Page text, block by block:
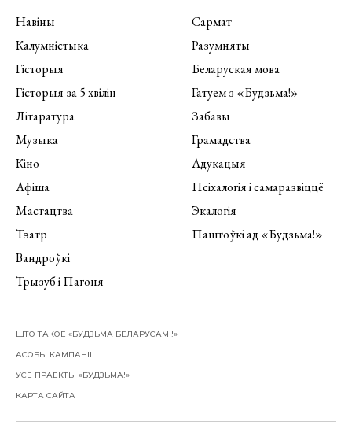
Навіны
Калумністыка
Гісторыя
Гісторыя за 5 хвілін
Літаратура
Музыка
Кіно
Афіша
Мастацтва
Тэатр
Вандроўкі
Трызуб і Пагоня
Сармат
Разумняты
Беларуская мова
Гатуем з «Будзьма!»
Забавы
Грамадства
Адукацыя
Псіхалогія і самаразвіццё
Экалогія
Паштоўкі ад «Будзьма!»
ШТО ТАКОЕ «БУДЗЬМА БЕЛАРУСАМІ!»
АСОБЫ КАМПАНІІ
УСЕ ПРАЕКТЫ «БУДЗЬМА!»
КАРТА САЙТА